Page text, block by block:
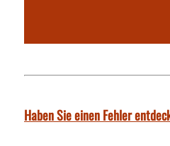
Haben Sie einen Fehler